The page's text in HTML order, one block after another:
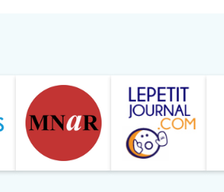
- LSRS
Leading Romanian Art Magazine
Institului European din România
Institutul Francez